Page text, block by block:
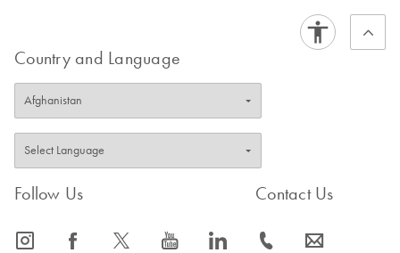
Country and Language
Follow Us
icon_0065_instagram-s icon_0064_facebook-s icon_0340_cc_gen_x-s icon_0077_youtube-s icon_0066_linkedin-s
Contact Us
icon_0072_phone-s icon_0063_envelope-s